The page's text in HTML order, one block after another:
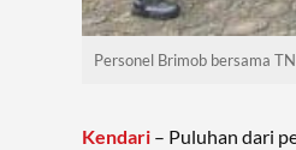
Personel Brimob bersama
Kendari – Puluhan dari